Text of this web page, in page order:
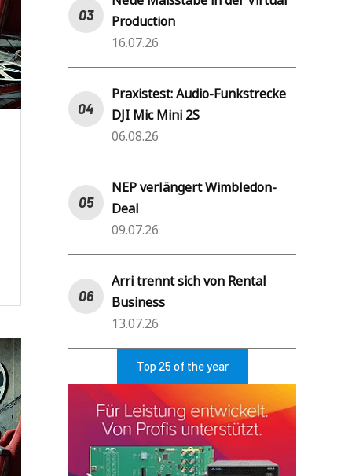
Production
16.07.26
Praxistest: Audio-Funkstrecke
DJI Mic Mini 2S
06.08.26
NEP verlängert Wimbledon-
Deal
09.07.26
Arri trennt sich von Rental
Business
13.07.26
Top 25 of the year